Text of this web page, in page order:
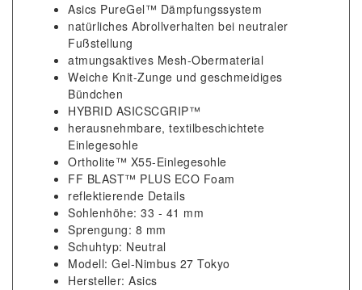
Asics PureGel™ Dämpfungssystem
natürliches Abrollverhalten bei neutraler
Fußstellung
atmungsaktives Mesh-Obermaterial
Weiche Knit-Zunge und geschmeidiges
Bündchen
HYBRID ASICSCGRIP™
herausnehmbare, textilbeschichtete
Einlegesohle
Ortholite™ X55-Einlegesohle
FF BLAST™ PLUS ECO Foam
reflektierende Details
Sohlenhöhe: 33 - 41 mm
Sprengung: 8 mm
Schuhtyp: Neutral
Modell: Gel-Nimbus 27 Tokyo
Hersteller: Asics